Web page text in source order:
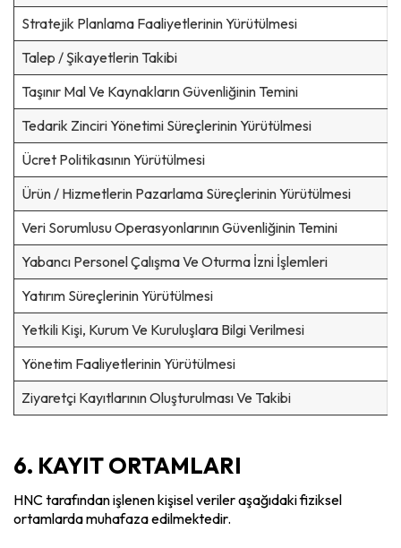
Stratejik Planlama Faaliyetlerinin Yürütülmesi
Talep / Şikayetlerin Takibi
Taşınır Mal Ve Kaynakların Güvenliğinin Temini
Tedarik Zinciri Yönetimi Süreçlerinin Yürütülmesi
Ücret Politikasının Yürütülmesi
Ürün / Hizmetlerin Pazarlama Süreçlerinin Yürütülmesi
Veri Sorumlusu Operasyonlarının Güvenliğinin Temini
Yabancı Personel Çalışma Ve Oturma İzni İşlemleri
Yatırım Süreçlerinin Yürütülmesi
Yetkili Kişi, Kurum Ve Kuruluşlara Bilgi Verilmesi
Yönetim Faaliyetlerinin Yürütülmesi
Ziyaretçi Kayıtlarının Oluşturulması Ve Takibi
6. KAYIT ORTAMLARI
HNC tarafından işlenen kişisel veriler aşağıdaki fiziksel
ortamlarda muhafaza edilmektedir.